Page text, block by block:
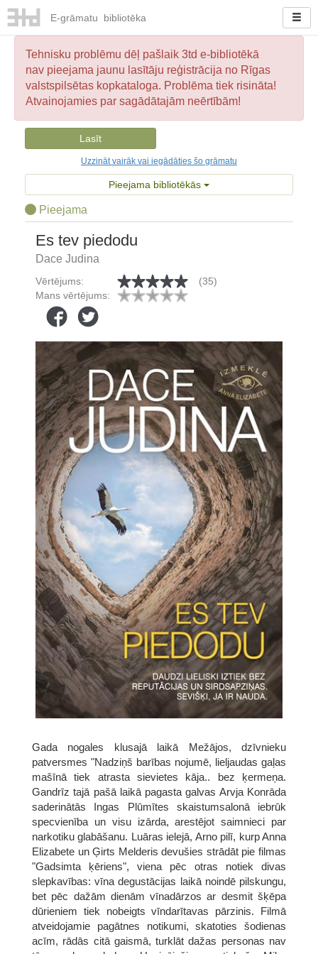
E-grāmatu bibliotēka
Tehnisku problēmu dēļ pašlaik 3td e-bibliotēkā
nav pieejama jaunu lasītāju reģistrācija no Rīgas
valstspilsētas kopkataloga. Problēma tiek risināta!
Atvainojamies par sagādātajām neērtībām!
Lasīt
Uzzināt vairāk vai iegādāties šo grāmatu
Pieejama bibliotēkās
Pieejama
Es tev piedodu
Dace Judina
Vērtējums:
(35)
Mans vērtējums:
Gada nogales klusajā laikā Mežājos, dzīvnieku
patversmes "Nadziņš barības nojumē, lieljaudas gaļas
mašīnā tiek atrasta sievietes kāja.. bez ķermeņa.
Gandrīz tajā pašā laikā pagasta galvas Arvja Konrāda
saderinātās Ingas Plūmītes skaistumsalonā iebrūk
specvienība un visu izārda, arestējot saimnieci par
narkotiku glabāšanu. Luāras ielejā, Arno pilī, kurp Anna
Elizabete un Ģirts Melderis devušies strādāt pie filmas
"Gadsimta ķēriens", viena pēc otras notiek divas
slepkavības: vīna degustācijas laikā noindē pilskungu,
bet pēc dažām dienām vīnadārzos ar desmit šķēpa
dūrieniem tiek nobeigts vīndarītavas pārzinis. Filmā
atveidojamie pagātnes notikumi, skatoties šodienas
acīm, rādās citā gaismā, turklāt dažas personas nav